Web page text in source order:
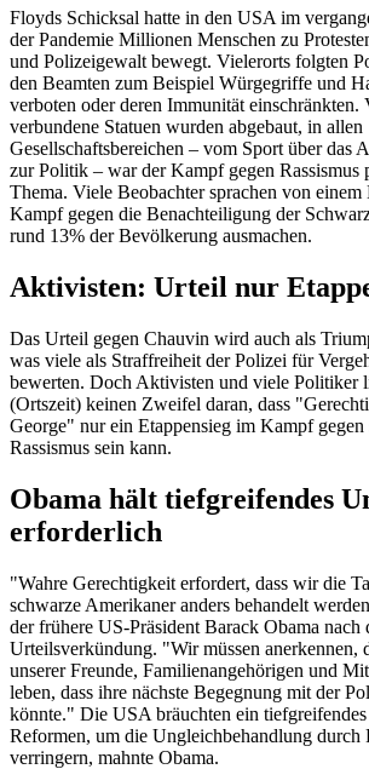
Floyds Schicksal hatte in den USA im
der Pandemie Millionen Menschen zu
und Polizeigewalt bewegt. Vielerorts folgten
den Beamten zum Beispiel Würgegriffe und
verboten oder deren Immunität einschränkten.
verbundene Statuen wurden abgebaut, in allen
Gesellschaftsbereichen – vom Sport über das
zur Politik – war der Kampf gegen Rassismus
Thema. Viele Beobachter sprachen von
Kampf gegen die Benachteiligung der
rund 13% der Bevölkerung ausmachen.
Aktivisten: Urteil nur
Das Urteil gegen Chauvin wird auch als
was viele als Straffreiheit der Polizei für
bewerten. Doch Aktivisten und viele Politiker
(Ortszeit) keinen Zweifel daran, dass
George" nur ein Etappensieg im Kampf gegen
Rassismus sein kann.
Obama hält tiefgreifendes
erforderlich
"Wahre Gerechtigkeit erfordert, dass wir die
schwarze Amerikaner anders behandelt
der frühere US-Präsident Barack Obama nach
Urteilsverkündung. "Wir müssen anerkennen,
unserer Freunde, Familienangehörigen und
leben, dass ihre nächste Begegnung mit der
könnte." Die USA bräuchten ein
Reformen, um die Ungleichbehandlung durch
verringern, mahnte Obama.